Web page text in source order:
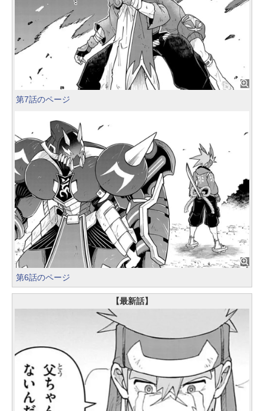
第7話のページ
第6話のページ
【最新話】